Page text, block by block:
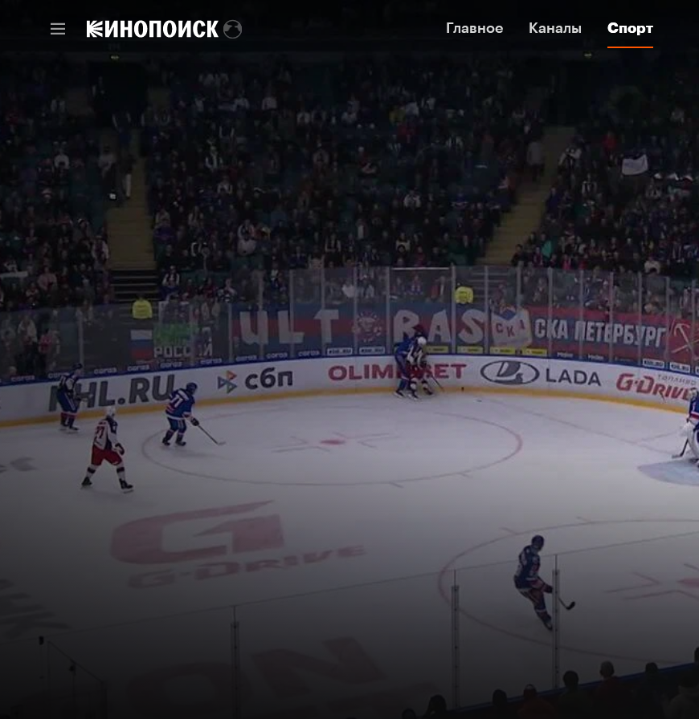
Главное Каналы Спорт
Главное Каналы Спорт